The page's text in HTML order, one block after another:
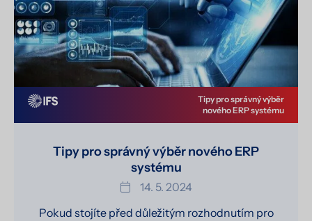
Tipy pro správný výběr
nového ERP systému
Tipy pro správný výběr nového ERP
systému
14. 5. 2024
Pokud stojíte před důležitým rozhodnutím pro